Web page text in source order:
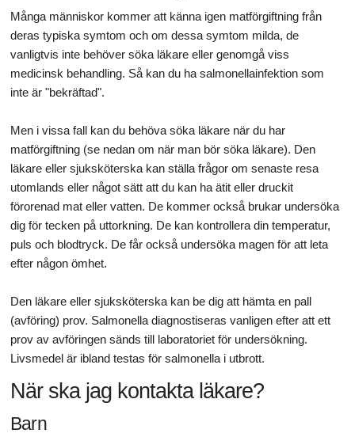
Många människor kommer att känna igen matförgiftning från
deras typiska symtom och om dessa symtom milda, de
vanligtvis inte behöver söka läkare eller genomgå viss
medicinsk behandling. Så kan du ha salmonellainfektion som
inte är "bekräftad".
Men i vissa fall kan du behöva söka läkare när du har
matförgiftning (se nedan om när man bör söka läkare). Den
läkare eller sjuksköterska kan ställa frågor om senaste resa
utomlands eller något sätt att du kan ha ätit eller druckit
förorenad mat eller vatten. De kommer också brukar undersöka
dig för tecken på uttorkning. De kan kontrollera din temperatur,
puls och blodtryck. De får också undersöka magen för att leta
efter någon ömhet.
Den läkare eller sjuksköterska kan be dig att hämta en pall
(avföring) prov. Salmonella diagnostiseras vanligen efter att ett
prov av avföringen sänds till laboratoriet för undersökning.
Livsmedel är ibland testas för salmonella i utbrott.
När ska jag kontakta läkare?
Barn